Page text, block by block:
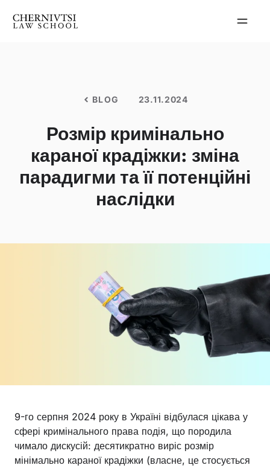
23.11.2024
BLOG
Розмір кримінально
караної крадіжки: зміна
парадигми та її потенційні
наслідки
9-го серпня 2024 року в Україні відбулася цікава у
сфері кримінального права подія, що породила
чимало дискусій: десятикратно виріс розмір
мінімально караної крадіжки (власне, це стосується